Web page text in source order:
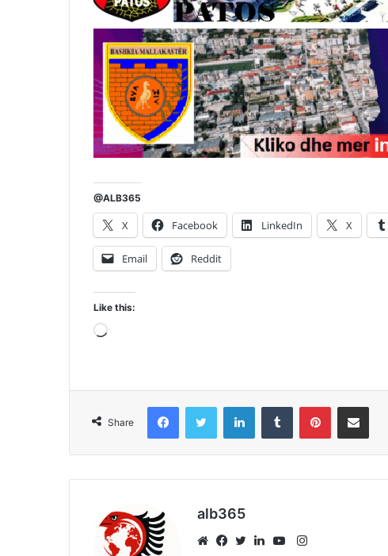
@ALB365
X Facebook LinkedIn X
Email Reddit
Like this:
Loading…
Share
FacebookTwitter LinkedInTumblr PinterestShare via Email
alb365
Instagram